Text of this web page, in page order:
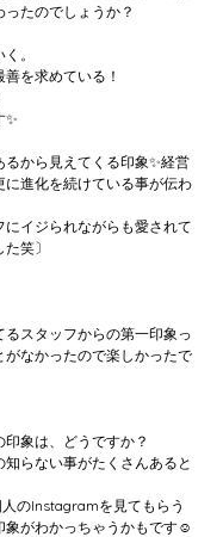
たのでしょうか？
。
を求めている！
✨
から見えてくる印象✨経営
に進化を続けている事が伝わ
にイジられながらも愛されて
笑〕
るスタッフからの第一印象っ
がなかったので楽しかったで
象は、どうですか？
知らない事がたくさんあると
のInstagramを見てもらう
象がわかっちゃうかもです☺️